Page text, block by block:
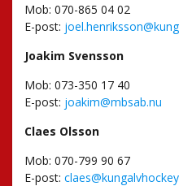
Mob: 070-865 04 02
E-post:
Joakim Svensson
Mob: 073-350 17 40
E-post: joakim@mbsab.nu
Claes Olsson
Mob: 070-799 90 67
E-post: